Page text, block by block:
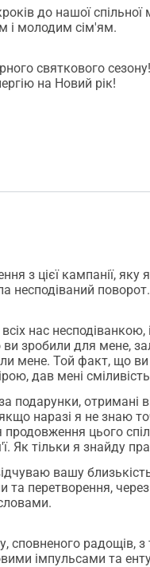
майбутнім матерям,
розвитку (як
день народження, ви
і ціную кожен
https://
до нашої спільної
і молодим сім'ям.
святкового
на Новий рік!
з цієї кампанії,
несподіваний поворот.
нас несподіванкою,
ви зробили для мене,
мене. Той факт, що
дав мені
подарунки, отримані
наразі я не знаю
продовження цього
Як тільки я знайду
вашу близькість,
та перетворення,
радощів,
щоб розпочати Новий Рік з